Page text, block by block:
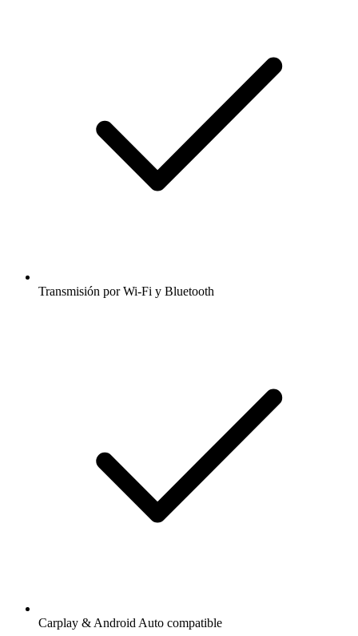
Transmisión por Wi-Fi y Bluetooth
Carplay & Android Auto compatible